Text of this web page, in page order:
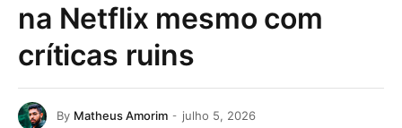
na Netflix mesmo com
críticas ruins
By Matheus Amorim
julho 5, 2026